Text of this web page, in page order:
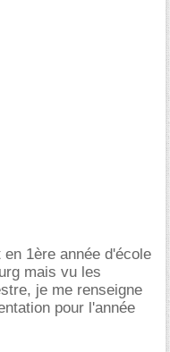
1ère année d'école
mais vu les
je me renseigne
pour l'année